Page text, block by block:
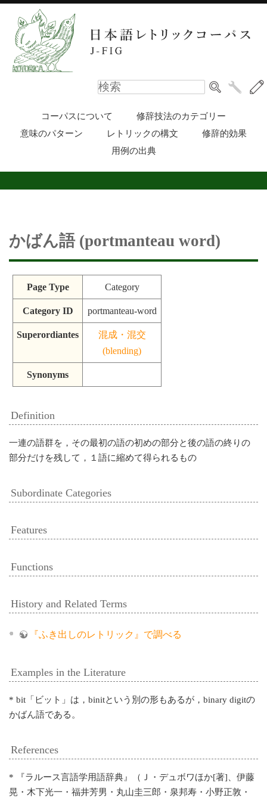
コーパスについて
修辞技法のカテゴリー
意味のパターン
レトリックの構文
修辞的効果
用例の出典
かばん語 (portmanteau word)
Page Type Category
Category ID portmanteau-word
Superordiantes
混成・混交
(blending)
Synonyms
Definition
一連の語群を，その最初の語の初めの部分と後の語の終りの
部分だけを残して，１語に縮めて得られるもの
Subordinate Categories
Features
Functions
History and Related Terms
『ふき出しのレトリック』で調べる
Examples in the Literature
* bit「ビット」は，binitという別の形もあるが，binary digitの
かばん語である。
References
* 『ラルース言語学用語辞典』（Ｊ・デュボワほか[著]、伊藤
晃・木下光一・福井芳男・丸山圭三郎・泉邦寿・小野正敦・